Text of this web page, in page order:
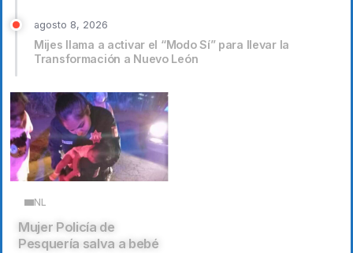
agosto 8, 2026
Mijes llama a activar el “Modo Sí” para llevar la
Transformación a Nuevo León
NL
Mujer Policía de
Pesquería salva a bebé